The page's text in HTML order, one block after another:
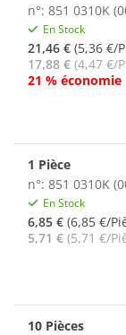
n°: 851 0310K
En Stock
21,46 € (5,36 €/
17,88 € (4,47 €/
21 % économie
1 Pièce
n°: 851 0310K
En Stock
6,85 € (6,85 €/
5,71 € (5,71 €/
10 Pièces